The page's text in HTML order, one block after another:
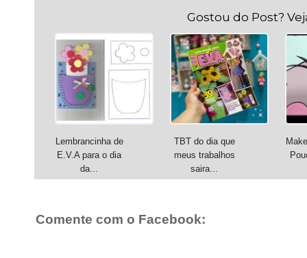
Gostou do Post?
Lembrancinha de
E.V.A para o dia
da...
TBT do dia que
meus trabalhos
saira...
Comente com o Facebook: